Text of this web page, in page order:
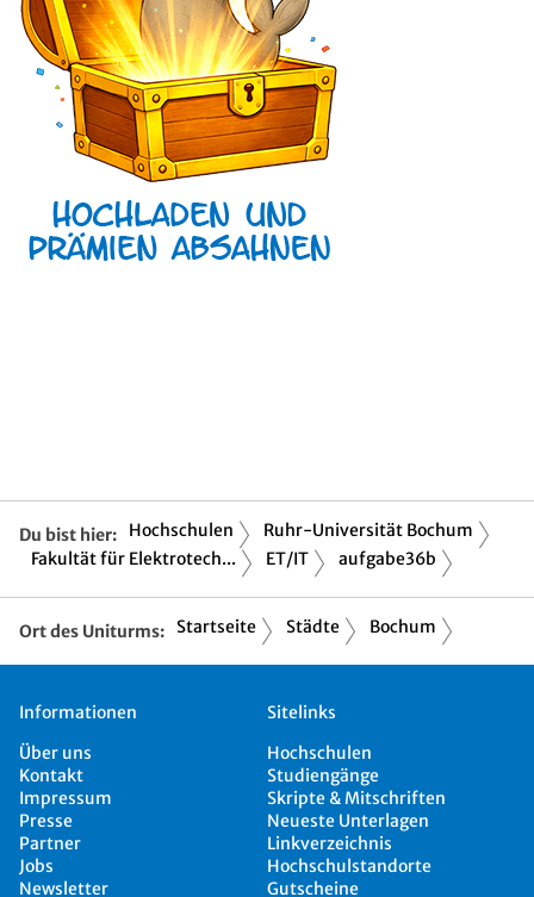
Du bist hier: Hochschulen
Ruhr-Universität Bochum
Fakultät für Elektrotech...
ET/IT aufgabe36b
Ort des Uniturms: Startseite Städte Bochum
Informationen
Über uns
Kontakt
Impressum
Presse
Partner
Jobs
Newsletter
Sitelinks
Hochschulen
Studiengänge
Skripte & Mitschriften
Neueste Unterlagen
Linkverzeichnis
Hochschulstandorte
Gutscheine